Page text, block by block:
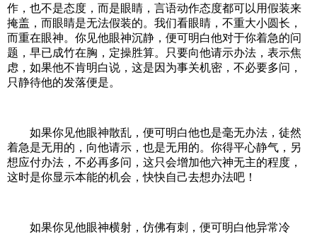
作，也不是态度，而是眼睛，言语动作态度都可以用假装来
掩盖，而眼睛是无法假装的。我们看眼睛，不重大小圆长，
而重在眼神。你见他眼神沉静，便可明白他对于你着急的问
题，早已成竹在胸，定操胜算。只要向他请示办法，表示焦
虑，如果他不肯明白说，这是因为事关机密，不必要多问，
只静待他的发落便是。
如果你见他眼神散乱，便可明白他也是毫无办法，徒然
着急是无用的，向他请示，也是无用的。你得平心静气，另
想应付办法，不必再多问，这只会增加他六神无主的程度，
这时是你显示本能的机会，快快自己去想办法吧！
如果你见他眼神横射，仿佛有刺，便可明白他异常冷